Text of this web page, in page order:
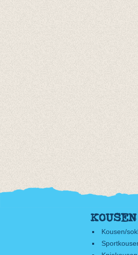
KOUSEN
Kousen/